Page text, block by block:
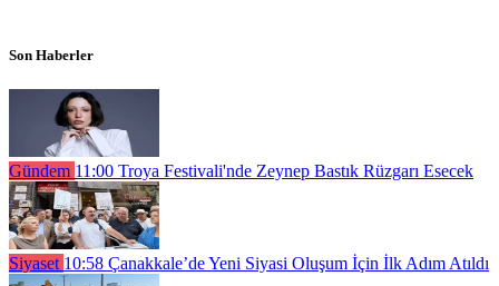
Son Haberler
Gündem 11:00 Troya Festivali'nde Zeynep Bastık Rüzgarı Esecek
Siyaset 10:58 Çanakkale’de Yeni Siyasi Oluşum İçin İlk Adım Atıldı